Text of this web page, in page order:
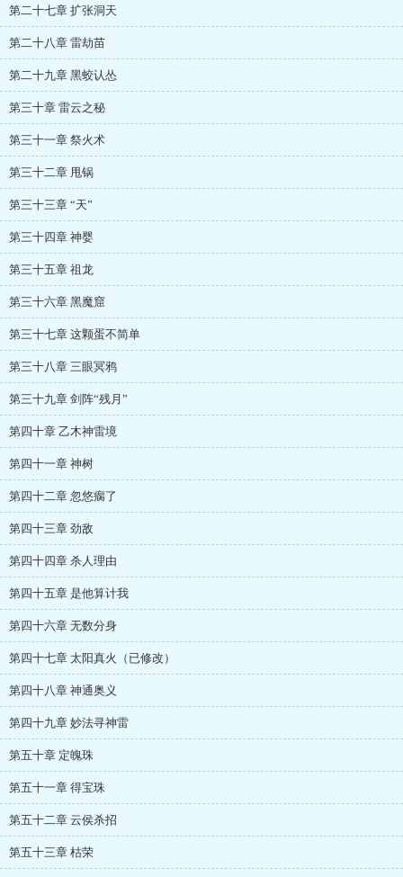
第二十七章 扩张洞天
第二十八章 雷劫苗
第二十九章 黑蛟认怂
第三十章 雷云之秘
第三十一章 祭火术
第三十二章 甩锅
第三十三章 “天”
第三十四章 神婴
第三十五章 祖龙
第三十六章 黑魔窟
第三十七章 这颗蛋不简单
第三十八章 三眼冥鸦
第三十九章 剑阵“残月”
第四十章 乙木神雷境
第四十一章 神树
第四十二章 忽悠瘸了
第四十三章 劲敌
第四十四章 杀人理由
第四十五章 是他算计我
第四十六章 无数分身
第四十七章 太阳真火（已修改）
第四十八章 神通奥义
第四十九章 妙法寻神雷
第五十章 定魄珠
第五十一章 得宝珠
第五十二章 云侯杀招
第五十三章 枯荣